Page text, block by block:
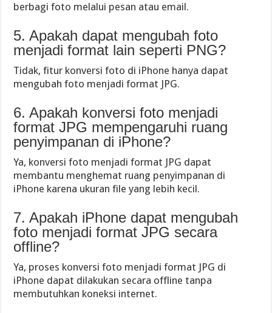
berbagi foto melalui pesan atau email.
5. Apakah dapat mengubah foto
menjadi format lain seperti PNG?
Tidak, fitur konversi foto di iPhone hanya dapat
mengubah foto menjadi format JPG.
6. Apakah konversi foto menjadi
format JPG mempengaruhi ruang
penyimpanan di iPhone?
Ya, konversi foto menjadi format JPG dapat
membantu menghemat ruang penyimpanan di
iPhone karena ukuran file yang lebih kecil.
7. Apakah iPhone dapat mengubah
foto menjadi format JPG secara
offline?
Ya, proses konversi foto menjadi format JPG di
iPhone dapat dilakukan secara offline tanpa
membutuhkan koneksi internet.